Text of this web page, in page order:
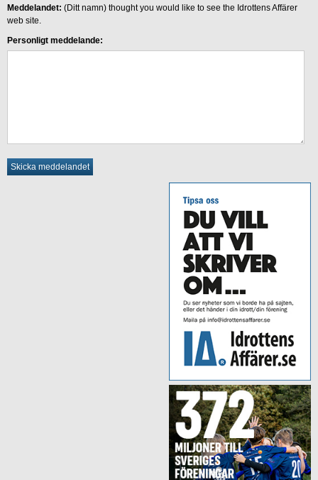
Meddelandet: (Ditt namn) thought you would like to see the Idrottens Affärer
web site.
Personligt meddelande: